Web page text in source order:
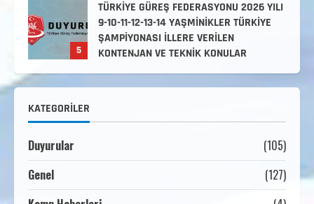
5
TÜRKİYE GÜREŞ FEDERASYONU 2026 YILI
9-10-11-12-13-14 YAŞMİNİKLER TÜRKİYE
ŞAMPİYONASI İLLERE VERİLEN
KONTENJAN VE TEKNİK KONULAR
Haziran 12, 2026
1
3. KADEME GÜREŞ ANTRENÖRLÜĞÜ
Temmuz 2, 2026
KATEGORILER
Duyurular
(105)
Genel
(127)